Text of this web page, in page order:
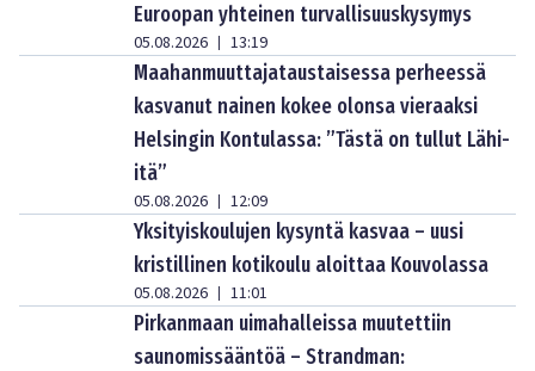
Euroopan yhteinen turvallisuuskysymys
05.08.2026 | 13:19
Maahanmuuttajataustaisessa perheessä
kasvanut nainen kokee olonsa vieraaksi
Helsingin Kontulassa: ”Tästä on tullut Lähi-
itä”
05.08.2026 | 12:09
Yksityiskoulujen kysyntä kasvaa – uusi
kristillinen kotikoulu aloittaa Kouvolassa
05.08.2026 | 11:01
Pirkanmaan uimahalleissa muutettiin
saunomissääntöä – Strandman: